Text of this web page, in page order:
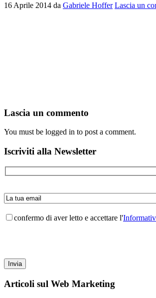
16 Aprile 2014 da Gabriele Hoffer Lascia un
Interazioni
lettore
Lascia un commento
You must be logged in to post a comment.
Barra
laterale
primaria
Iscriviti alla Newsletter
confermo di aver letto e accettare l'
Articoli sul Web Marketing